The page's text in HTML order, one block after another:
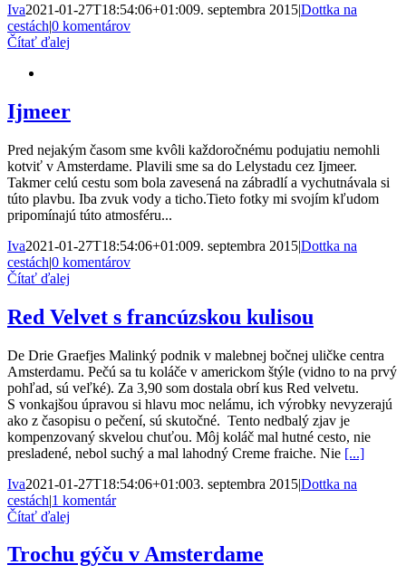
Iva2021-01-27T18:54:06+01:009. septembra 2015|Dottka na
cestách|0 komentárov
Čítať ďalej
Ijmeer
Pred nejakým časom sme kvôli každoročnému podujatiu nemohli
kotviť v Amsterdame. Plavili sme sa do Lelystadu cez Ijmeer.
Takmer celú cestu som bola zavesená na zábradlí a vychutnávala si
túto plavbu. Iba zvuk vody a ticho.Tieto fotky mi svojím kľudom
pripomínajú túto atmosféru...
Iva2021-01-27T18:54:06+01:009. septembra 2015|Dottka na
cestách|0 komentárov
Čítať ďalej
Red Velvet s francúzskou kulisou
De Drie Graefjes Malinký podnik v malebnej bočnej uličke centra
Amsterdamu. Pečú sa tu koláče v americkom štýle (vidno to na prvý
pohľad, sú veľké). Za 3,90 som dostala obrí kus Red velvetu.
S vonkajšou úpravou si hlavu moc nelámu, ich výrobky nevyzerajú
ako z časopisu o pečení, sú skutočné. Tento nedbalý zjav je
kompenzovaný skvelou chuťou. Môj koláč mal hutné cesto, nie
presladené, nebol suchý a mal lahodný Creme fraiche. Nie [...]
Iva2021-01-27T18:54:06+01:003. septembra 2015|Dottka na
cestách|1 komentár
Čítať ďalej
Trochu gýču v Amsterdame